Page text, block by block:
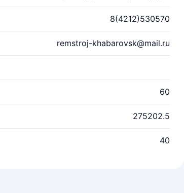
8(4212)530570
remstroj-khabarovsk@mail.ru
60
275202.5
40